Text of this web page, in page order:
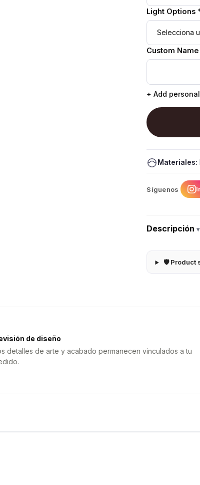
Light Options
Custom
+ Add
Materiales:
Síguenos
Descripción▾
🛡 Product
de diseño
detalles de arte y acabado permanecen vinculados a tu